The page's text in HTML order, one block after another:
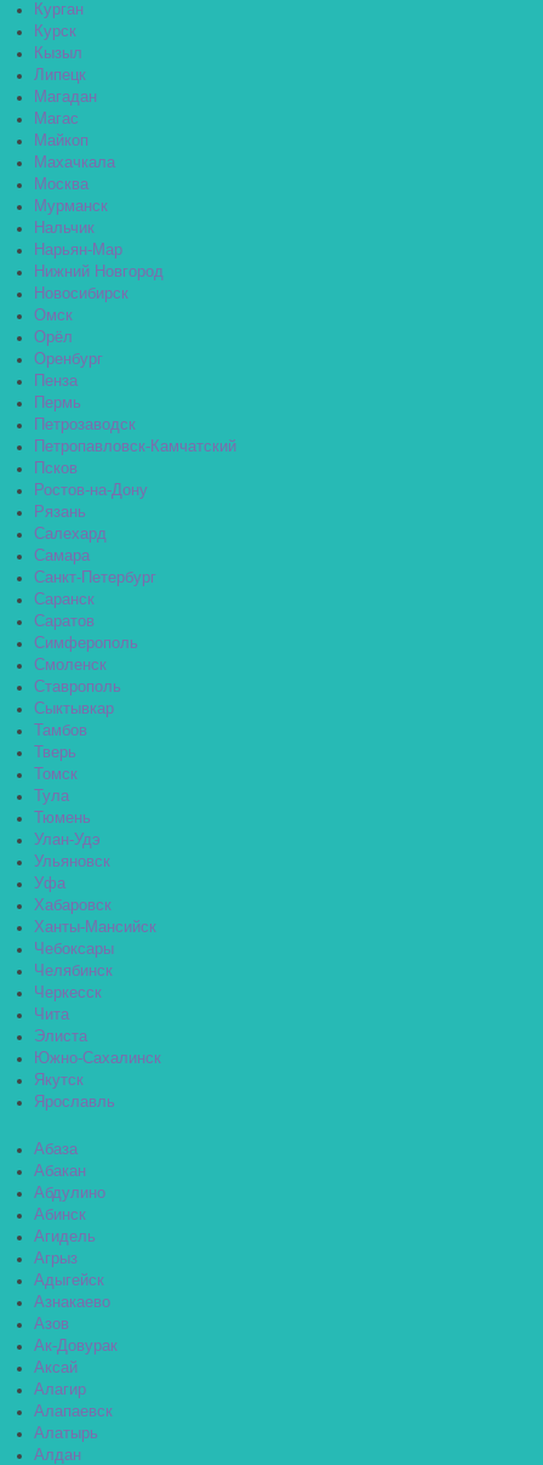
Курган
Курск
Кызыл
Липецк
Магадан
Магас
Майкоп
Махачкала
Москва
Мурманск
Нальчик
Нарьян-Мар
Нижний Новгород
Новосибирск
Омск
Орёл
Оренбург
Пенза
Пермь
Петрозаводск
Петропавловск-Камчатский
Псков
Ростов-на-Дону
Рязань
Салехард
Самара
Санкт-Петербург
Саранск
Саратов
Симферополь
Смоленск
Ставрополь
Сыктывкар
Тамбов
Тверь
Томск
Тула
Тюмень
Улан-Удэ
Ульяновск
Уфа
Хабаровск
Ханты-Мансийск
Чебоксары
Челябинск
Черкесск
Чита
Элиста
Южно-Сахалинск
Якутск
Ярославль
Абаза
Абакан
Абдулино
Абинск
Агидель
Агрыз
Адыгейск
Азнакаево
Азов
Ак-Довурак
Аксай
Алагир
Алапаевск
Алатырь
Алдан